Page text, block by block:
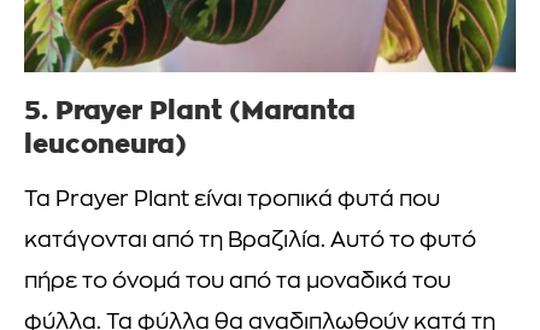
5. Prayer Plant (Maranta
leuconeura)
Τα Prayer Plant είναι τροπικά φυτά που
κατάγονται από τη Βραζιλία. Αυτό το φυτό
πήρε το όνομά του από τα μοναδικά του
φύλλα. Τα φύλλα θα αναδιπλωθούν κατά τη